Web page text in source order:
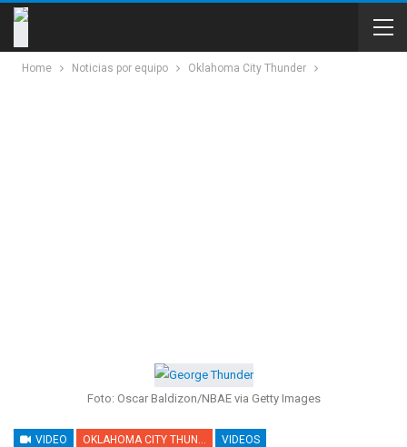
Home Noticias por equipo Oklahoma City Thunder
Foto: Oscar Baldizon/NBAE via Getty Images
VIDEO VIDEOS